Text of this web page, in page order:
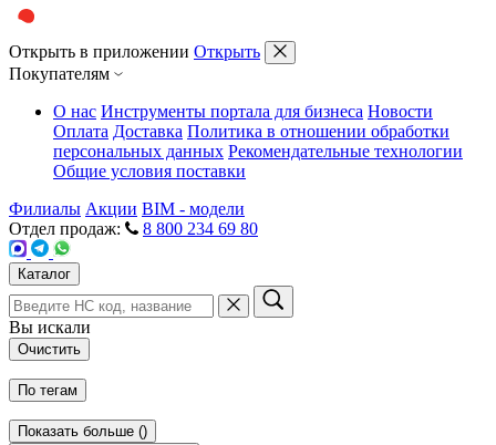
Открыть в приложении Открыть
Покупателям
О нас Инструменты портала для бизнеса Новости
Оплата Доставка Политика в отношении обработки
персональных данных Рекомендательные технологии
Общие условия поставки
Филиалы Акции BIM - модели
Отдел продаж:
8 800 234 69 80
Каталог
Вы искали
Очистить
По тегам
Показать больше ()